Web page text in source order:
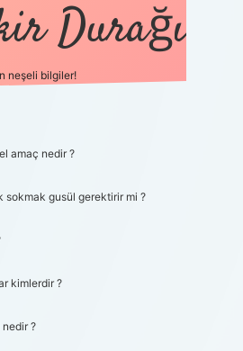
Durağı
neşeli bilgiler!
amaç nedir ?
sokmak gusül gerektirir mi ?
kimlerdir ?
?